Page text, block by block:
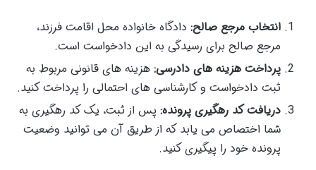
انتخاب مرجع صالح: دادگاه خانواده محل اقامت فرزند،
مرجع صالح برای رسیدگی به این دادخواست است.
پرداخت هزینه های دادرسی: هزینه های قانونی مربوط به
ثبت دادخواست و کارشناسی های احتمالی را پرداخت کنید.
دریافت کد رهگیری پرونده: پس از ثبت، یک کد رهگیری به
شما اختصاص می یابد که از طریق آن می توانید وضعیت
پرونده خود را پیگیری کنید.